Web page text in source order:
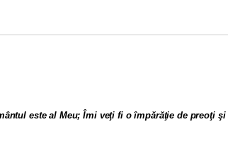
este al Meu; Îmi veţi fi o împărăţie de preoţi